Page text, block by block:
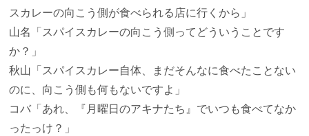
スカレーの向こう側が食べられる店に行くから」
山名
「スパイスカレーの向こう側ってどういうことです
か？」
秋山 「スパイスカレー自体、まだそんなに食べたことない
のに、向こう側も何もないですよ」
コバ 「あれ、『月曜日のアキナたち』でいつも食べてなか
ったっけ？」